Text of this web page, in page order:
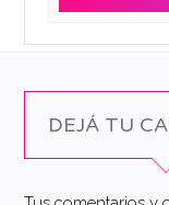
DEJÁ TU